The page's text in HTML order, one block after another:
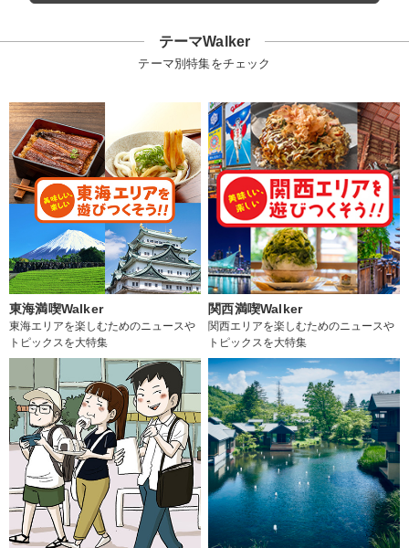
テーマWalker
テーマ別特集をチェック
東海満喫Walker
東海エリアを楽しむためのニュースや
トピックスを大特集
関西満喫Walker
関西エリアを楽しむためのニュースや
トピックスを大特集